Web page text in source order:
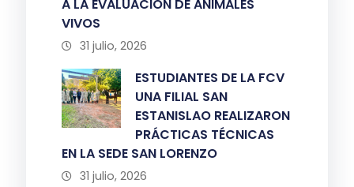
A LA EVALUACIÓN DE ANIMALES
VIVOS
31 julio, 2026
ESTUDIANTES DE LA FCV
UNA FILIAL SAN
ESTANISLAO REALIZARON
PRÁCTICAS TÉCNICAS
EN LA SEDE SAN LORENZO
31 julio, 2026